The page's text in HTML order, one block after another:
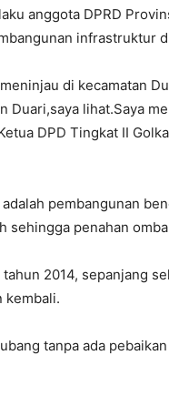
anggota DPRD
infrastruktur
di kecamatan
Duari,saya lihat.Saya
DPD Tingkat II
pembangunan
sehingga penahan
2014, sepanjang
kembali.
tanpa ada